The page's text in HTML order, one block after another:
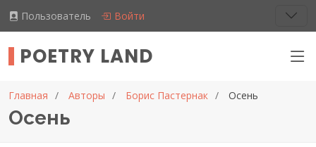
Пользователь Войти
POETRY LAND
Главная Авторы Борис Пастернак Осень
Осень